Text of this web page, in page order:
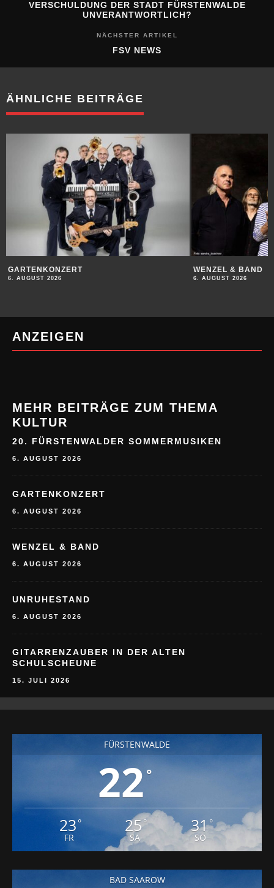
VERSCHULDUNG DER STADT FÜRSTENWALDE
UNVERANTWORTLICH?
NÄCHSTER ARTIKEL
FSV NEWS
ÄHNLICHE BEITRÄGE
GARTENKONZERT
6. AUGUST 2026
WENZEL & BAND
6. AUGUST 2026
ANZEIGEN
MEHR BEITRÄGE ZUM THEMA
KULTUR
20. FÜRSTENWALDER SOMMERMUSIKEN
6. AUGUST 2026
GARTENKONZERT
6. AUGUST 2026
WENZEL & BAND
6. AUGUST 2026
UNRUHESTAND
6. AUGUST 2026
GITARRENZAUBER IN DER ALTEN
SCHULSCHEUNE
15. JULI 2026
FÜRSTENWALDE
22 °
23 °
FR
25°
SA
31°
SO
BAD SAAROW